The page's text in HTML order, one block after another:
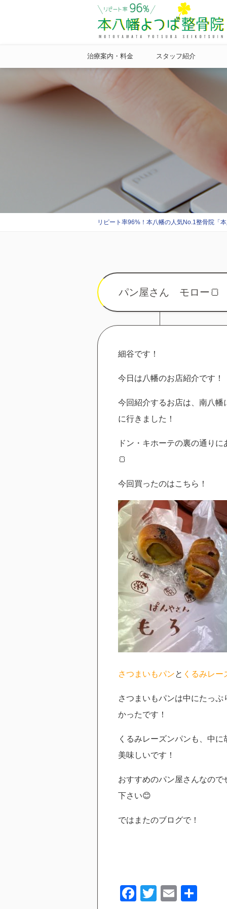
治療案内・料金 スタッフ紹介
リピート率96%！本八幡の人気No.1整骨院「本
パン屋さん モロー🍞
細谷です！
今日は八幡のお店紹介です！
今回紹介するお店は、南八幡
に行きました！
ドン・キホーテの裏の通り
🍞
今回買ったのはこちら！
さつまいもパンと くるみレー
さつまいもパンは中にたっ
かったです！
くるみレーズンパンも、中
美味しいです！
おすすめのパン屋さんなの
下さい😊
ではまたのブログで！
Facebook
TwitterEmail